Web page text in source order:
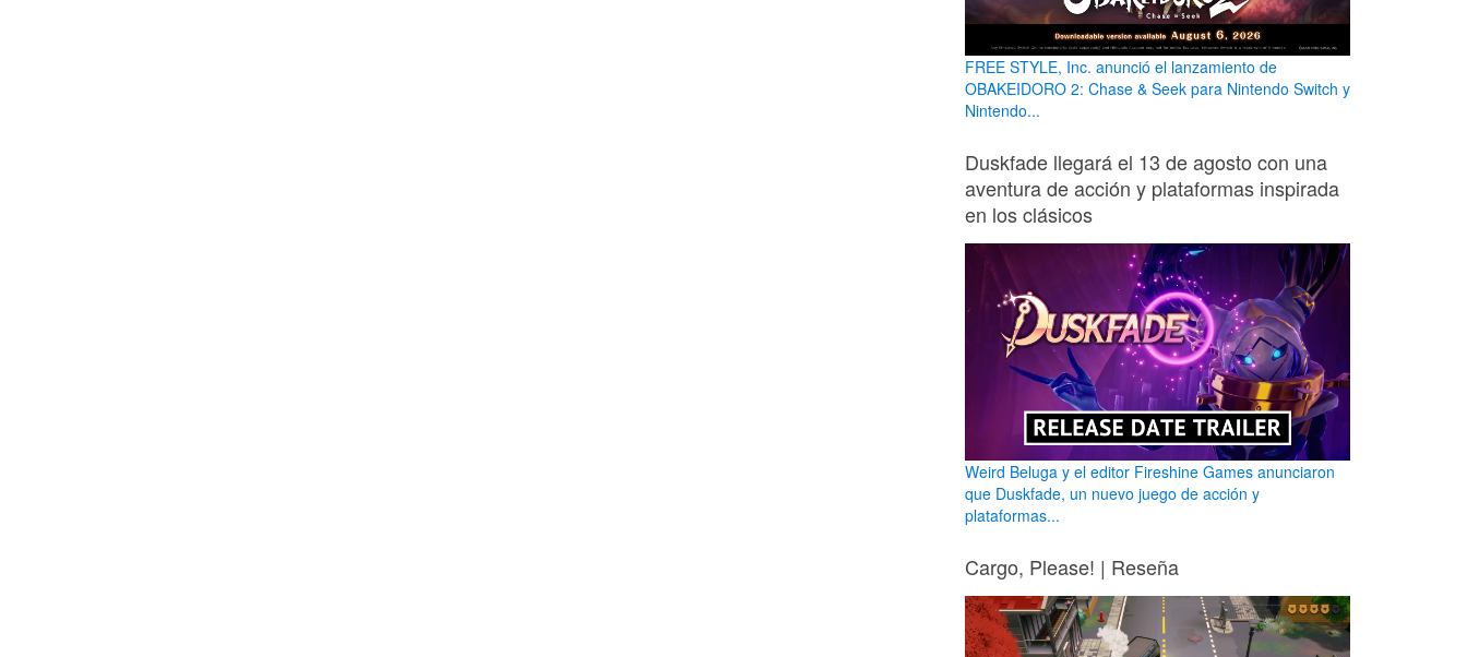
FREE STYLE, Inc. anunció el lanzamiento de
OBAKEIDORO 2: Chase & Seek para Nintendo Switch y
Nintendo...
Duskfade llegará el 13 de agosto con una
aventura de acción y plataformas inspirada
en los clásicos
Weird Beluga y el editor Fireshine Games anunciaron
que Duskfade, un nuevo juego de acción y
plataformas...
Cargo, Please! | Reseña